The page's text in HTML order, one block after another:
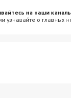
на наши
узнавайте о главных